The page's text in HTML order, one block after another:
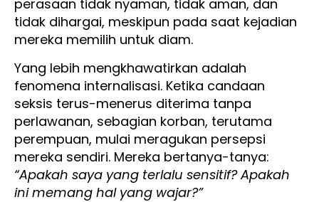
perasaan tidak nyaman, tidak aman, dan
tidak dihargai, meskipun pada saat kejadian
mereka memilih untuk diam.
Yang lebih mengkhawatirkan adalah
fenomena internalisasi. Ketika candaan
seksis terus-menerus diterima tanpa
perlawanan, sebagian korban, terutama
perempuan, mulai meragukan persepsi
mereka sendiri. Mereka bertanya-tanya:
“Apakah saya yang terlalu sensitif? Apakah
ini memang hal yang wajar?”